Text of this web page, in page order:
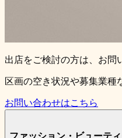
出店をご検討の方は、お問
区画の空き状況や募集業種
お問い合わせはこちら